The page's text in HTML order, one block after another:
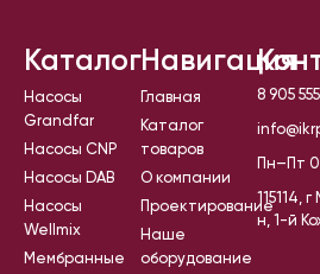
Каталог
Насосы
Grandfar
Насосы CNP
Насосы DAB
Насосы
Wellmix
Мембранные
Навигация
Главная
Каталог
товаров
О компании
Проектирование
Наше
оборудование
8 905
Пн–Пт
н, 1-й